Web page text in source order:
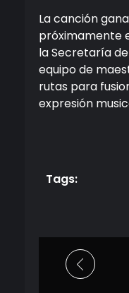
La canción
próximamente
la Secretaría
equipo de
rutas para
expresión
Tags: